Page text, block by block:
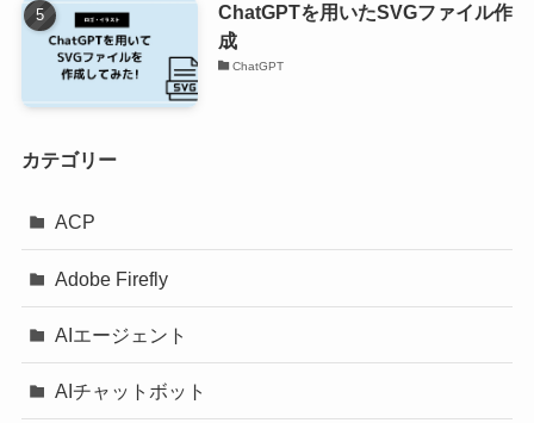
ChatGPTを用いたSVGファイル作
成
ChatGPT
カテゴリー
ACP
Adobe Firefly
AIエージェント
AIチャットボット